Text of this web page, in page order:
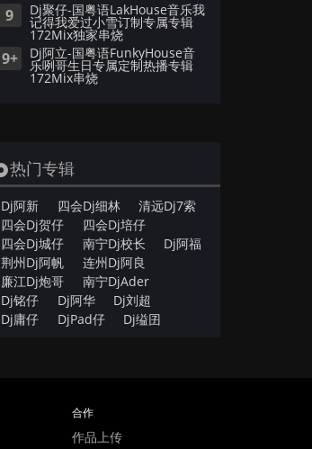
9 Dj聚仔-国粤语LakHouse音乐我
记得我爱过小雪订制专属专辑
172Mix独家串烧
9+ Dj阿立-国粤语FunkyHouse音
乐咧哥生日专属定制热播专辑
172Mix串烧
热门专辑
Dj阿新 四会Dj细林
清远Dj7索
四会Dj贺仔
四会Dj培仔
四会Dj城仔
南宁Dj校长
Dj阿福
荆州Dj阿帆
连州Dj阿良
廉江Dj炮哥
南宁DjAder
Dj铭仔
Dj阿华
Dj刘超
Dj庸仔
DjPad仔 Dj缢囝
合作
作品上传